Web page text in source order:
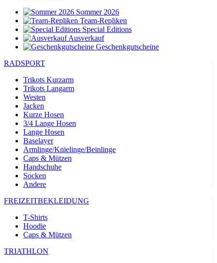
Sommer 2026
Team-Repliken
Special Editions
Ausverkauf
Geschenkgutscheine
RADSPORT
Trikots Kurzarm
Trikots Langarm
Westen
Jacken
Kurze Hosen
3/4 Lange Hosen
Lange Hosen
Baselayer
Armlinge/Knielinge/Beinlinge
Caps & Mützen
Handschuhe
Socken
Andere
FREIZEITBEKLEIDUNG
T-Shirts
Hoodie
Caps & Mützen
TRIATHLON